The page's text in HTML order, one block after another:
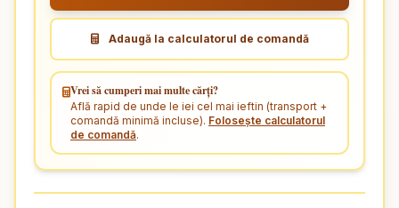
Adaugă la calculatorul de comandă
Vrei să cumperi mai multe cărți?
Află rapid de unde le iei cel mai ieftin (transport +
comandă minimă incluse). Folosește calculatorul
de comandă.